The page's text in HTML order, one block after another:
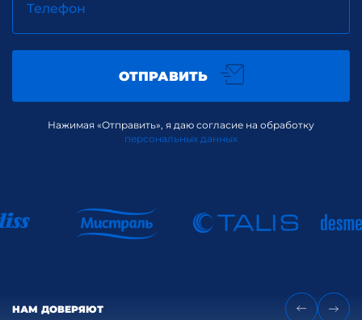
Телефон
ОТПРАВИТЬ
Нажимая «Отправить», я даю согласие на обработку
персональных данных
НАМ ДОВЕРЯЮТ